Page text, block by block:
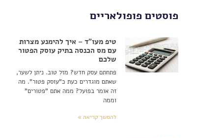
פוסטים פופולאריים
טיפ מעו"ד – איך להימנע מצרות
עם מס הכנסה בתיק עוסק הפטור
שלכם
פתחתם עסק חדש? מזל טוב. ניתן לשער,
שאתם מוגדרים כעת כ"עוסק פטור". מה
זה אומר בפועל? ממה אתם "פטורים"
וממה
להמשך קריאה »